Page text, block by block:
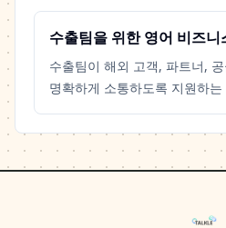
수출팀을 위한 영어 비즈
수출팀이 해외 고객, 파트너,
명확하게 소통하도록 지원하